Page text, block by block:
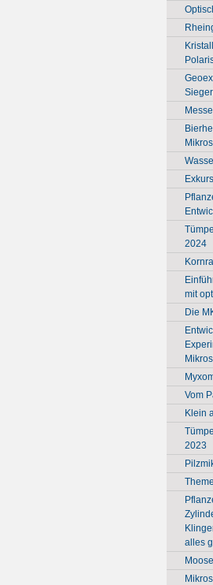
2024
mit
Die
Vom
Klein
2023
alles